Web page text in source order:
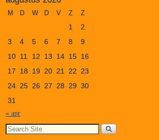
M D W D V Z Z
1
2
3
4 5 6 7 8
9
10 11 12 13 14 15 16
17
18 19 20 21 22 23
24 25 26 27 28 29 30
31
« apr